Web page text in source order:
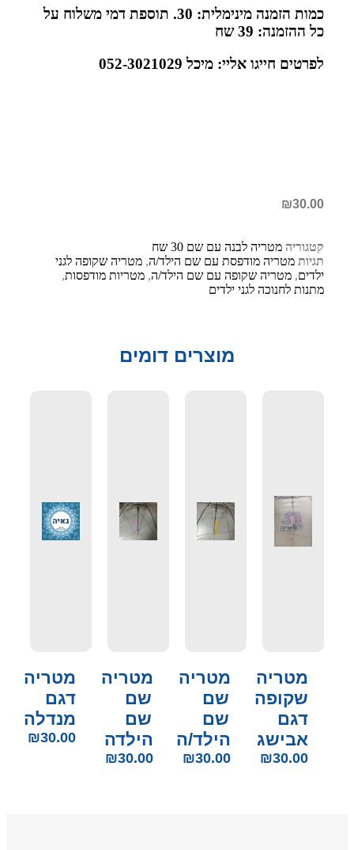
כמות הזמנה מינימלית: 30. תוספת דמי משלוח על
כל ההזמנה: 39 שח
לפרטים חייגו אליי: מיכל 052-3021029
₪30.00
קטגוריה מטריה לבנה עם שם 30 שח
תגיות מטריה מודפסת עם שם הילד/ה, מטריה שקופה לגני
ילדים, מטריה שקופה עם שם הילד/ה, מטריות מודפסות,
מתנות לחנוכה לגני ילדים
מוצרים דומים
מטריה
שקופה
דגם
אבישג
₪30.00
מטריה
שם
שם
הילד/ה
₪30.00
מטריה
שם
שם
הילדה
₪30.00
מטריה
דגם
מנדלה
₪30.00